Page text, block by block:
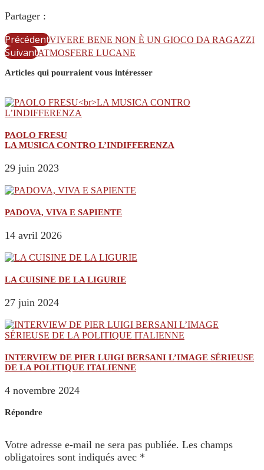
Partager :
PrécédentVIVERE BENE NON È UN GIOCO DA RAGAZZI
SuivantATMOSFERE LUCANE
Articles qui pourraient vous intéresser
PAOLO FRESU
LA MUSICA CONTRO L’INDIFFERENZA
29 juin 2023
PADOVA, VIVA E SAPIENTE
14 avril 2026
LA CUISINE DE LA LIGURIE
27 juin 2024
INTERVIEW DE PIER LUIGI BERSANI L’IMAGE SÉRIEUSE
DE LA POLITIQUE ITALIENNE
4 novembre 2024
Répondre
Votre adresse e-mail ne sera pas publiée. Les champs
obligatoires sont indiqués avec *